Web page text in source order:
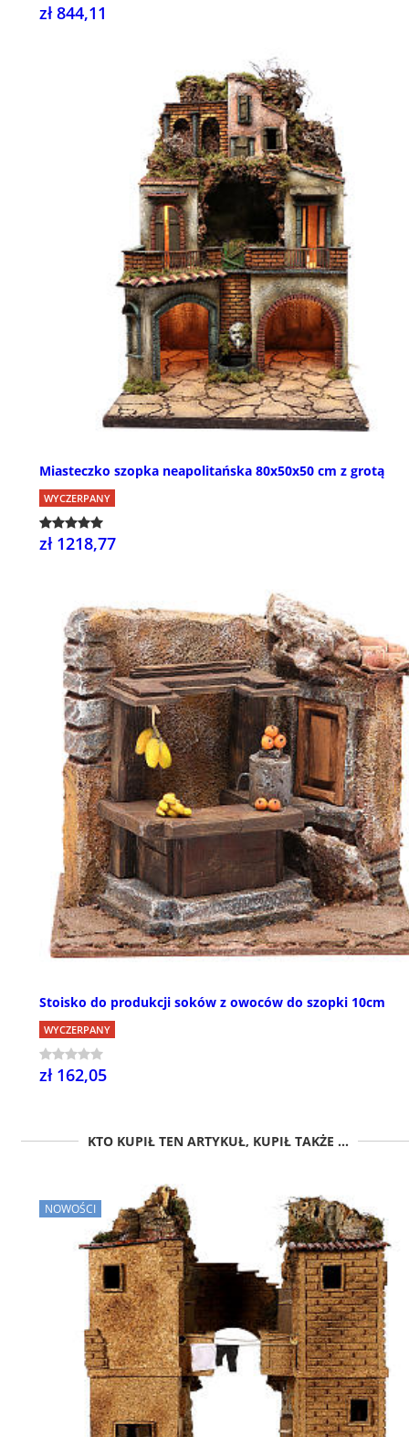
zł 844,11
Miasteczko szopka neapolitańska 80x50x50 cm z grotą
WYCZERPANY
zł 1218,77
Stoisko do produkcji soków z owoców do szopki 10cm
WYCZERPANY
zł 162,05
KTO KUPIŁ TEN ARTYKUŁ, KUPIŁ TAKŻE ...
NOWOŚCI